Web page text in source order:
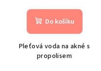
Do košíku
Pleťová voda na akné s
propolisem